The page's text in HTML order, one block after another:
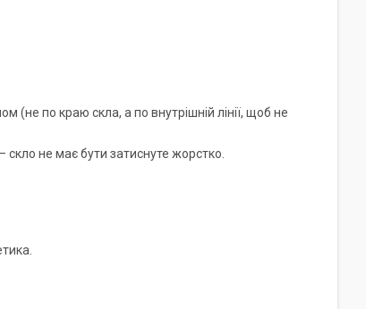
(не по краю скла, а по внутрішній лінії, щоб не
не має бути затиснуте жорстко.